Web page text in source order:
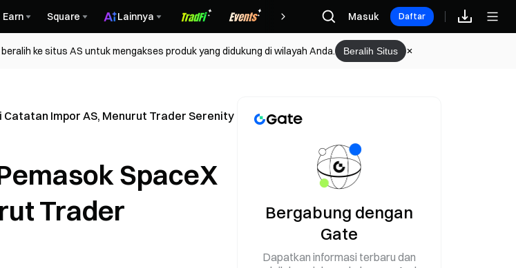
Earn Square Lainnya Hadiah Masuk Daftar
ke situs AS untuk mengakses produk yang didukung di wilayah Anda. Beralih Situs
Catatan Impor AS, Menurut Trader Serenity
SpaceX
Trader
Bergabung dengan
Gate
Dapatkan informasi terbaru dan